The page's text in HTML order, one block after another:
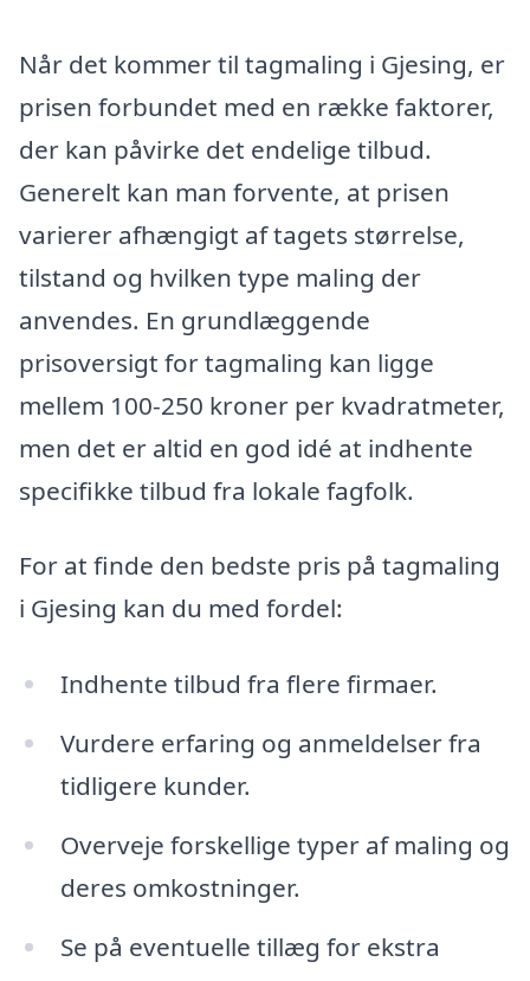
Når det kommer til tagmaling i Gjesing, er
prisen forbundet med en række faktorer,
der kan påvirke det endelige tilbud.
Generelt kan man forvente, at prisen
varierer afhængigt af tagets størrelse,
tilstand og hvilken type maling der
anvendes. En grundlæggende
prisoversigt for tagmaling kan ligge
mellem 100-250 kroner per kvadratmeter,
men det er altid en god idé at indhente
specifikke tilbud fra lokale fagfolk.
For at finde den bedste pris på tagmaling
i Gjesing kan du med fordel:
Indhente tilbud fra flere firmaer.
Vurdere erfaring og anmeldelser fra
tidligere kunder.
Overveje forskellige typer af maling og
deres omkostninger.
Se på eventuelle tillæg for ekstra